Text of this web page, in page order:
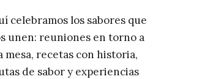
celebramos los sabores que
unen: reuniones en torno a
mesa, recetas con historia,
de sabor y experiencias